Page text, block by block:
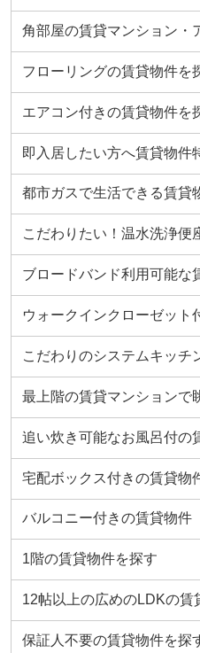
角部屋の賃貸マンション・
フローリングの賃貸物件を
エアコン付きの賃貸物件を
即入居したい方へ賃貸物件
都市ガスで生活できる賃貸
こだわりたい！温水洗浄便
ブロードバンド利用可能な
ウォークインクローゼット
こだわりのシステムキッチ
最上階の賃貸マンションで
追い炊き可能なお風呂付の
宅配ボックス付きの賃貸物
バルコニー付きの賃貸物件
1階の賃貸物件を探す
12帖以上の広めのLDKの賃
保証人不要の賃貸物件を探